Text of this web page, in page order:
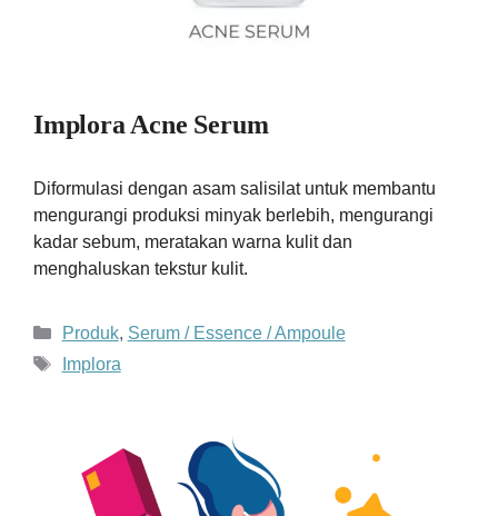
Implora Acne Serum
Diformulasi dengan asam salisilat untuk membantu
mengurangi produksi minyak berlebih, mengurangi
kadar sebum, meratakan warna kulit dan
menghaluskan tekstur kulit.
Kategori
Produk, Serum / Essence / Ampoule
Tag
Implora